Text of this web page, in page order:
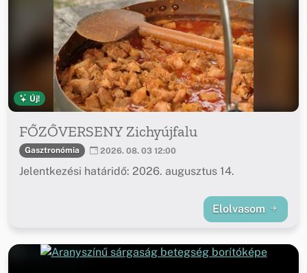
Új!
FŐZŐVERSENY Zichyújfalu
Gasztronómia 2026. 08. 03 12:00
Jelentkezési határidő: 2026. augusztus 14.
Elolvasom